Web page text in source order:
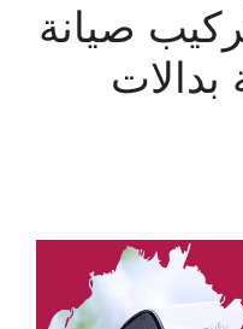
/ تركيب صيانة
بدالات